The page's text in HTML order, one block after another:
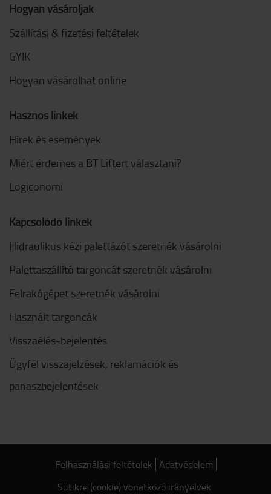
Hogyan vásároljak
Szállítási & fizetési feltételek
GYIK
Hogyan vásárolhat online
Hasznos linkek
Hírek és események
Miért érdemes a BT Liftert választani?
Logiconomi
Kapcsolódó linkek
Hidraulikus kézi palettázót szeretnék vásárolni
Palettaszállító targoncát szeretnék vásárolni
Felrakógépet szeretnék vásárolni
Használt targoncák
Visszaélés-bejelentés
Ügyfél visszajelzések, reklamációk és
panaszbejelentések
Felhasználási feltételek Adatvédelem
Sütikre (cookie) vonatkozó irányelvek